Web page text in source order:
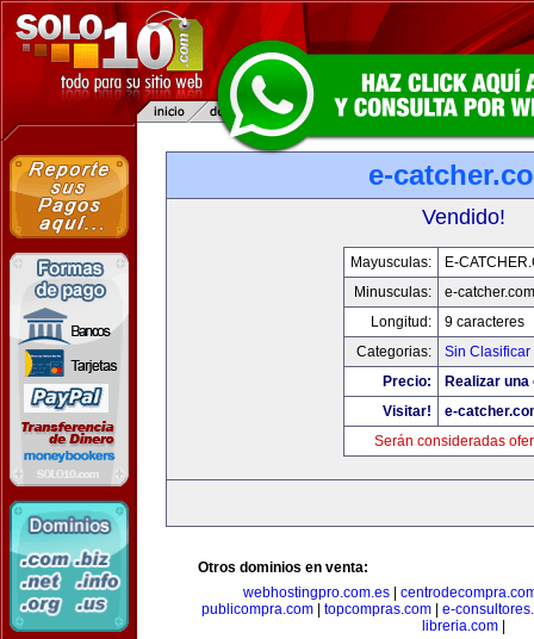
e-
Vendido!
Mayusculas:
E-
Minusculas:
e-catcher.com
Longitud:
9 caracteres
Categorias:
Sin Clasificar
Precio:
Realizar
Visitar!
e-
Serán consideradas
Otros dominios en venta:
webhostingpro.com.es|
publicompra.com| topcompras.com| e-
libreria.com